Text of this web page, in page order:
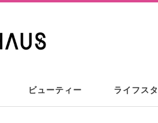
ビューティー ライフス